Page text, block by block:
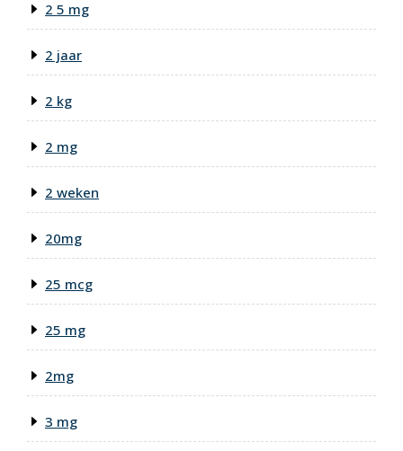
2 5 mg
2 jaar
2 kg
2 mg
2 weken
20mg
25 mcg
25 mg
2mg
3 mg